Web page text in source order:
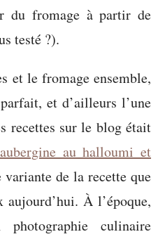
du fromage à partir de
testé ?).
et le fromage ensemble,
et d’ailleurs l’une
recettes sur le blog était
au halloumi et
variante de la recette que
aujourd’hui. À l’époque,
photographie culinaire